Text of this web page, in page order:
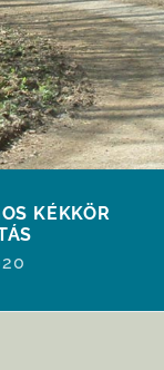
KÉKKÖR